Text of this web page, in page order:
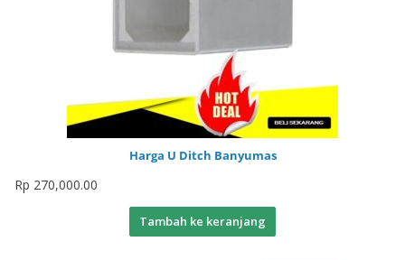
Harga U Ditch Banyumas
Rp 270,000.00
Tambah ke keranjang